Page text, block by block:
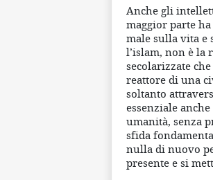
Anche gli
maggior parte
male sulla vita e
l’islam, non è la
secolarizzate
reattore di una
soltanto
essenziale
umanità, senza
sfida
nulla di nuovo
presente e si